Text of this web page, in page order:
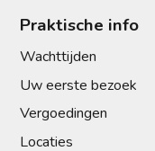
Praktische info
Wachttijden
Uw eerste bezoek
Vergoedingen
Locaties